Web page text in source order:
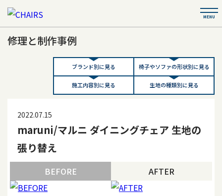
修理と制作事例
ブランド別に見る 椅子やソファの形状別に見る
施工内容別に見る 生地の種類別に見る
2022.07.15
maruni/マルニ ダイニングチェア 生地の
張り替え
BEFORE AFTER